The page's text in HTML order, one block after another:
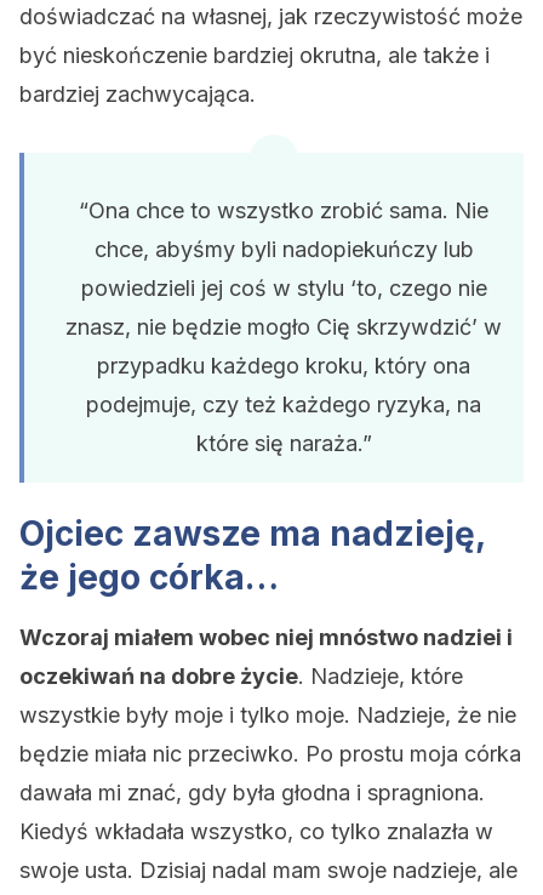
doświadczać na własnej, jak rzeczywistość może
być nieskończenie bardziej okrutna, ale także i
bardziej zachwycająca.
“Ona chce to wszystko zrobić sama. Nie
chce, abyśmy byli nadopiekuńczy lub
powiedzieli jej coś w stylu ‘to, czego nie
znasz, nie będzie mogło Cię skrzywdzić’ w
przypadku każdego kroku, który ona
podejmuje, czy też każdego ryzyka, na
które się naraża.”
Ojciec zawsze ma nadzieję,
że jego córka…
Wczoraj miałem wobec niej mnóstwo nadziei i
oczekiwań na dobre życie. Nadzieje, które
wszystkie były moje i tylko moje. Nadzieje, że nie
będzie miała nic przeciwko. Po prostu moja córka
dawała mi znać, gdy była głodna i spragniona.
Kiedyś wkładała wszystko, co tylko znalazła w
swoje usta. Dzisiaj nadal mam swoje nadzieje, ale